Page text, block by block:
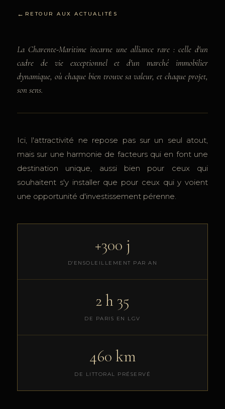
RETOUR AUX ACTUALITÉS
La Charente-Maritime incarne une alliance rare : celle d'un
cadre de vie exceptionnel et d'un marché immobilier
dynamique, où chaque bien trouve sa valeur, et chaque projet,
son sens.
Ici, l'attractivité ne repose pas sur un seul atout,
mais sur une harmonie de facteurs qui en font une
destination unique, aussi bien pour ceux qui
souhaitent s'y installer que pour ceux qui y voient
une opportunité d'investissement pérenne.
+300 j
D'ENSOLEILLEMENT PAR AN
2 h 35
DE PARIS EN LGV
460 km
DE LITTORAL PRÉSERVÉ